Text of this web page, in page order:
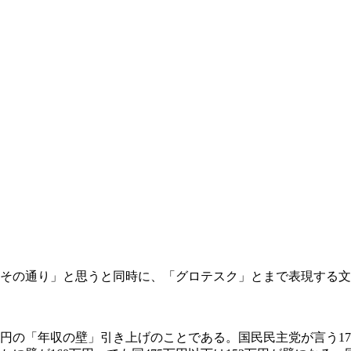
の通り」と思うと同時に、「グロテスク」とまで表現する
の「年収の壁」引き上げのことである。国民民主党が言う